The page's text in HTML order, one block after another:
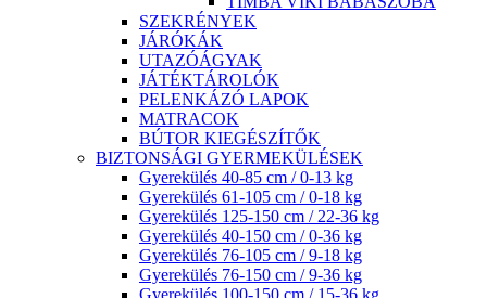
SZEKRÉNYEK
JÁRÓKÁK
UTAZÓÁGYAK
JÁTÉKTÁROLÓK
PELENKÁZÓ LAPOK
MATRACOK
BÚTOR KIEGÉSZÍTŐK
BIZTONSÁGI GYERMEKÜLÉSEK
Gyerekülés 40-85 cm / 0-13 kg
Gyerekülés 61-105 cm / 0-18 kg
Gyerekülés 125-150 cm / 22-36 kg
Gyerekülés 40-150 cm / 0-36 kg
Gyerekülés 76-105 cm / 9-18 kg
Gyerekülés 76-150 cm / 9-36 kg
Gyerekülés 100-150 cm / 15-36 kg